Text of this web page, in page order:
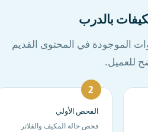
بالدرب
الموجودة في المحتوى القديم
للعميل.
الفحص الأولي
فحص حالة المكيف والفلاتر